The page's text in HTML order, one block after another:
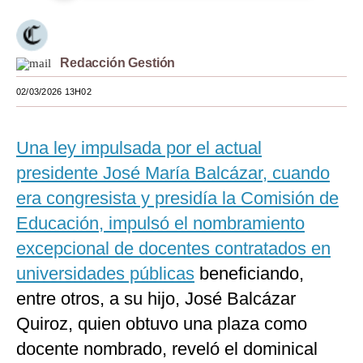
Moda
EEUU
México
España
Internacional
Tecnología
Club del Suscriptor
Redacción Gestión
02/03/2026 13H02
Una ley impulsada por el actual
presidente José María Balcázar, cuando
era congresista y presidía la Comisión de
Educación, impulsó el nombramiento
excepcional de docentes contratados en
universidades públicas beneficiando,
entre otros, a su hijo, José Balcázar
Quiroz, quien obtuvo una plaza como
docente nombrado, reveló el dominical